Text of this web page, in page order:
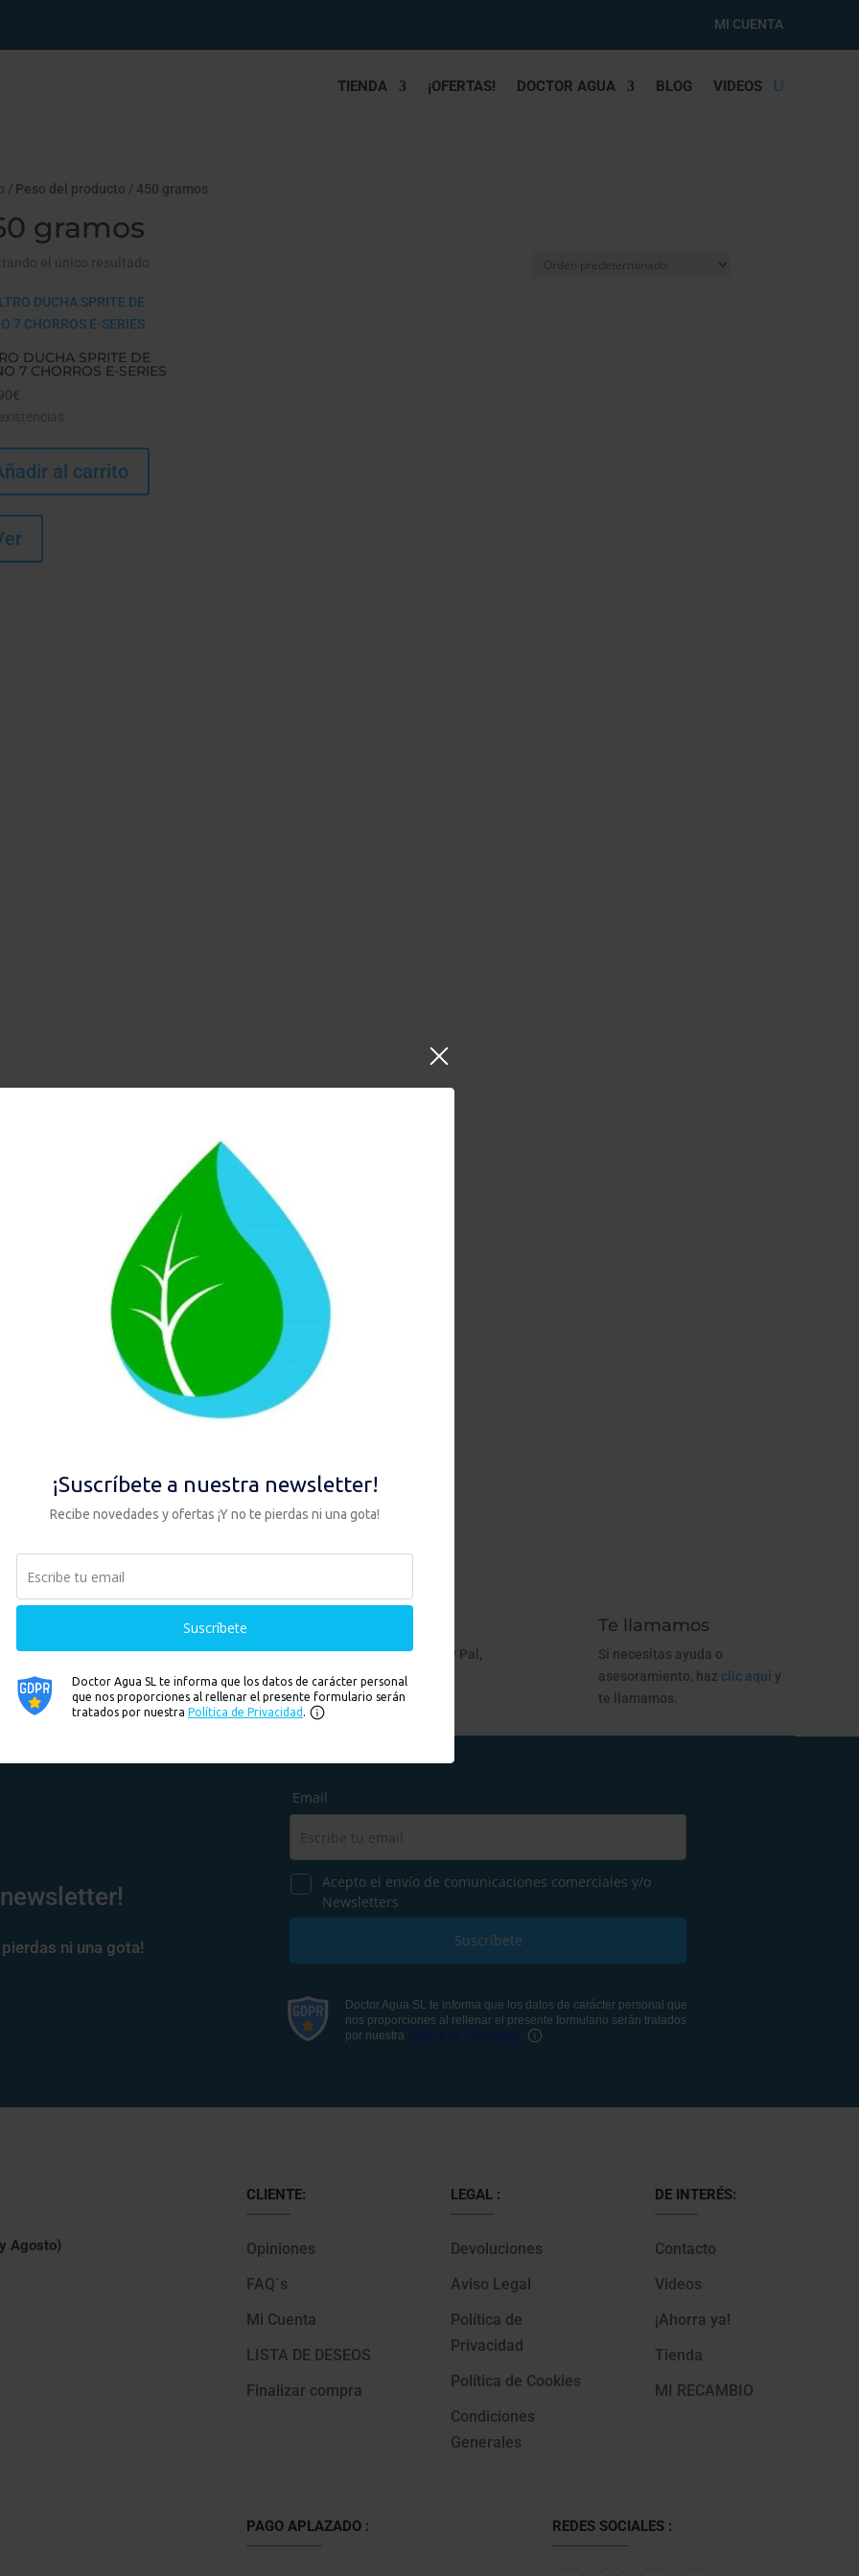
MI CUENTA
TIENDA ¡OFERTAS! DOCTOR AGUA BLOG VIDEOS
/ Peso del producto / 450 gramos
gramos
DUCHA SPRITE DE
7 CHORROS E-SERIES
€
al carrito
agua sana en tu hogar y
a ahorrar desde el
minuto.
Tarjeta, Transferencia, Pay Pal,
Contra reembolso o Pago
aplazado.
Te llamamos
Si necesitas ayuda o
asesoramiento, haz clic aquíy
te llamamos.
ni una gota!
Agosto)
CLIENTE:
Opiniones
FAQ´s
Mi Cuenta
LISTA DE DESEOS
Finalizar compra
LEGAL :
Devoluciones
Aviso Legal
Política de
Privacidad
Política de Cookies
Condiciones
Generales
DE INTERÉS:
Contacto
Videos
¡Ahorra ya!
Tienda
MI RECAMBIO
PAGO APLAZADO : REDES SOCIALES :